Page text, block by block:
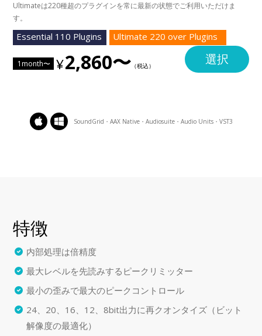
Ultimateは220種超のプラグインを常に最新の状態でご利用いただけま
す。
Essential 110 Plugins Ultimate 220 over Plugins
1month〜 2,860〜 選択
SoundGrid・AAX Native・Audiosuite・Audio Units・VST3
特徴
内部処理は倍精度
最大レベルを先読みするピークリミッター
最小の歪みで最大のピークコントロール
24、20、16、12、8bit出力に再クオンタイズ（ビット
解像度の最適化）